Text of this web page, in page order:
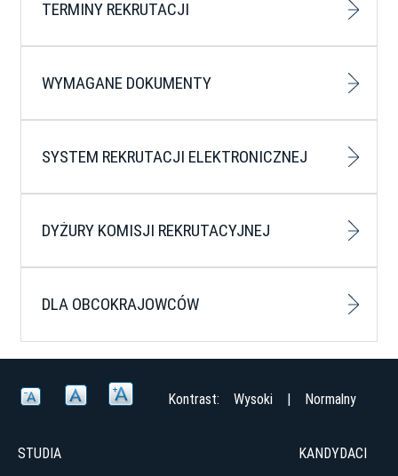
TERMINY REKRUTACJI
WYMAGANE DOKUMENTY
SYSTEM REKRUTACJI ELEKTRONICZNEJ
DYŻURY KOMISJI REKRUTACYJNEJ
DLA OBCOKRAJOWCÓW
Kontrast: Wysoki | Normalny
STUDIA KANDYDACI